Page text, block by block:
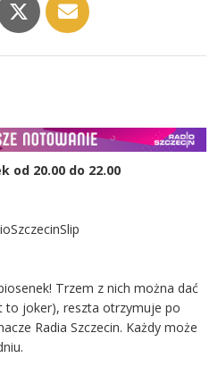
od 20.00 do 22.00
Trzem z nich można dać
to joker), reszta otrzymuje po
Radia Szczecin. Każdy może